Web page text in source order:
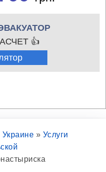
👍
Украине » Услуги